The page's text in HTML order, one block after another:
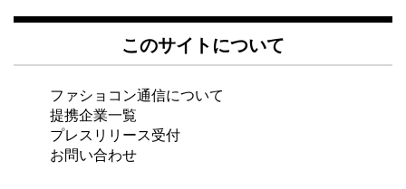
このサイトについて
ファショコン通信について
提携企業一覧
プレスリリース受付
お問い合わせ